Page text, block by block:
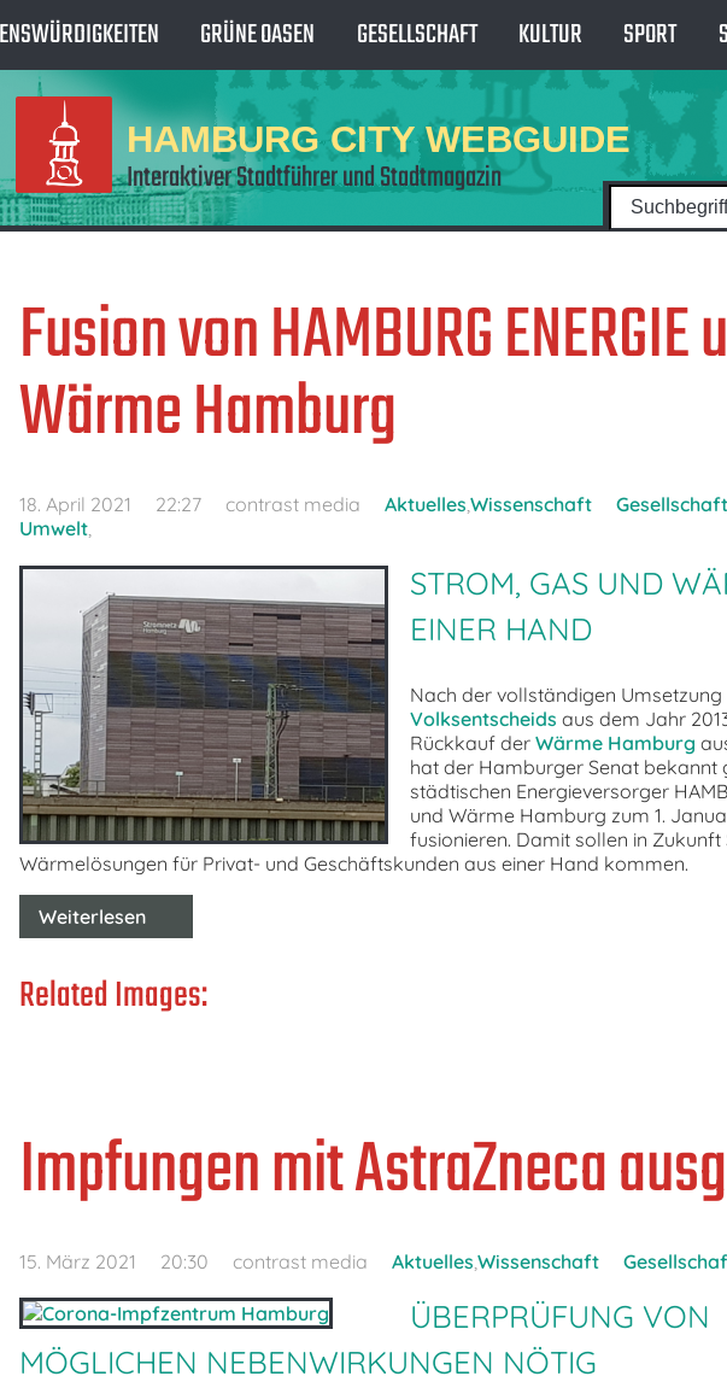
GRÜNE OASEN GESELLSCHAFT KULTUR SPORT
HAMBURG CITY WEBGUIDE
Interaktiver Stadtführer und Stadtmagazin
Fusion von HAMBURG ENERGIE
Wärme Hamburg
18. April 2021 22:27 contrast media Aktuelles,Wissenschaft Gesellschaft
Umwelt,
STROM, GAS UND
EINER HAND
Nach der vollständigen Umsetzung
Volksentscheids aus dem Jahr
Rückkauf der Wärme Hamburg
hat der Hamburger Senat bekannt
städtischen Energieversorger
und Wärme Hamburg zum 1.
fusionieren. Damit sollen in Zukunft
Wärmelösungen für Privat- und Geschäftskunden aus einer Hand kommen.
Weiterlesen
Related Images:
Impfungen mit AstraZneca
15. März 2021 20:30 contrast media Aktuelles Wissenschaft
ÜBERPRÜFUNG VON
MÖGLICHEN NEBENWIRKUNGEN NÖTIG